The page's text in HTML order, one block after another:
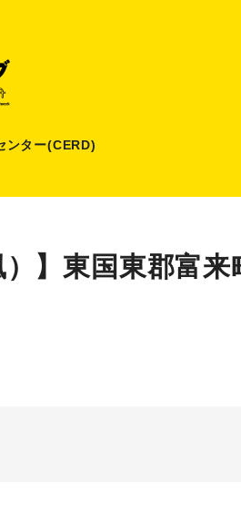
ンター(CERD)
】東国東郡富来